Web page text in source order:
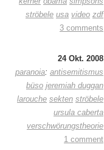
ströbele usa video zdf
3 comments
24 Okt. 2008
paranoia: antisemitismus
büso jeremiah duggan
larouche sekten ströbele
ursula caberta
verschwörungstheorie
1 comment